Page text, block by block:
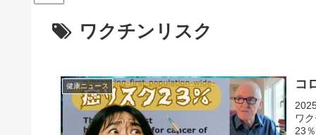
ワクチンリスク
健康ニュース コ
ワ
23